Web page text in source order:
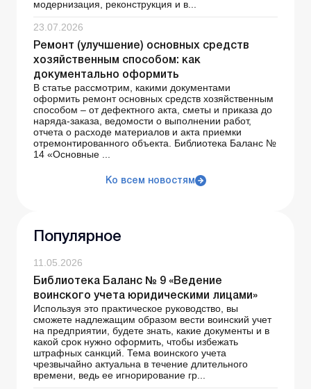
модернизация, реконструкция и в...
23.07.2026
Ремонт (улучшение) основных средств
хозяйственным способом: как
документально оформить
В статье рассмотрим, какими документами
оформить ремонт основных средств хозяйственным
способом – от дефектного акта, сметы и приказа до
наряда-заказа, ведомости о выполнении работ,
отчета о расходе материалов и акта приемки
отремонтированного объекта. Библиотека Баланс №
14 «Основные ...
Ко всем новостям
Популярное
11.05.2026
Библиотека Баланс № 9 «Ведение
воинского учета юридическими лицами»
Используя это практическое руководство, вы
сможете надлежащим образом вести воинский учет
на предприятии, будете знать, какие документы и в
какой срок нужно оформить, чтобы избежать
штрафных санкций. Тема воинского учета
чрезвычайно актуальна в течение длительного
времени, ведь ее игнорирование гр...